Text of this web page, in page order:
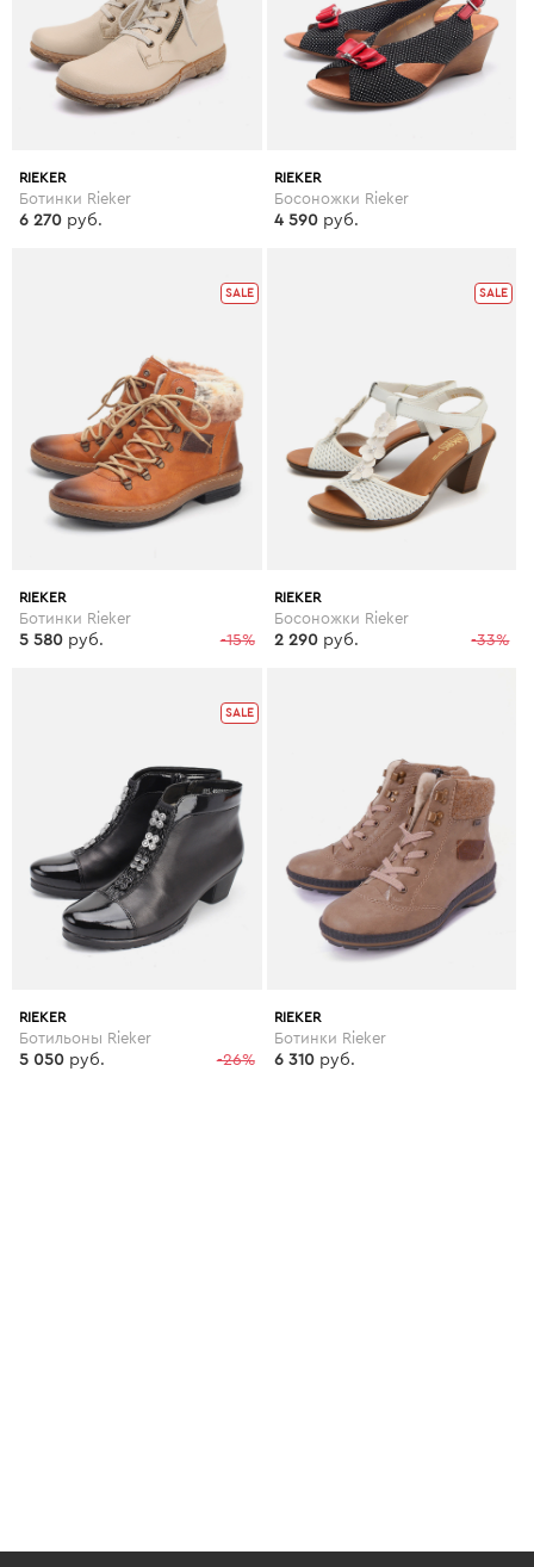
RIEKER
Ботинки Rieker
6 270 руб.
RIEKER
Босоножки Rieker
4 590 руб.
SALE
RIEKER
Ботинки Rieker
-15%
5 580 руб.
SALE
RIEKER
Босоножки Rieker
-33%
2 290 руб.
SALE
RIEKER
Ботильоны Rieker
-26%
5 050 руб.
RIEKER
Ботинки Rieker
6 310 руб.